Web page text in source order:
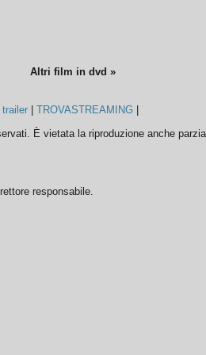
Altri film in dvd »
|trailer |TROVASTREAMING
È vietata la riproduzione anche
responsabile.